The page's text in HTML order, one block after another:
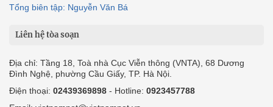
Tổng biên tập: Nguyễn Văn Bá
Liên hệ tòa soạn
Địa chỉ: Tầng 18, Toà nhà Cục Viễn thông (VNTA), 68 Dương
Đình Nghệ, phường Cầu Giấy, TP. Hà Nội.
Điện thoại: 02439369898 - Hotline: 0923457788